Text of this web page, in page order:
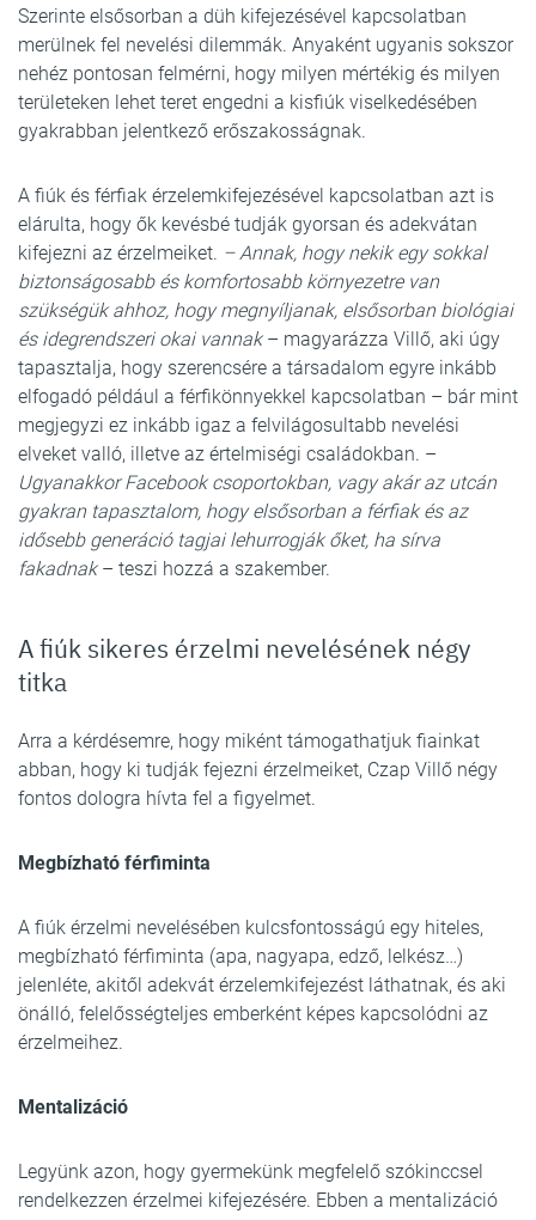
Szerinte elsősorban a düh kifejezésével kapcsolatban
merülnek fel nevelési dilemmák. Anyaként ugyanis sokszor
nehéz pontosan felmérni, hogy milyen mértékig és milyen
területeken lehet teret engedni a kisfiúk viselkedésében
gyakrabban jelentkező erőszakosságnak.
A fiúk és férfiak érzelemkifejezésével kapcsolatban azt is
elárulta, hogy ők kevésbé tudják gyorsan és adekvátan
kifejezni az érzelmeiket. – Annak, hogy nekik egy sokkal
biztonságosabb és komfortosabb környezetre van
szükségük ahhoz, hogy megnyíljanak, elsősorban biológiai
és idegrendszeri okai vannak– magyarázza Villő, aki úgy
tapasztalja, hogy szerencsére a társadalom egyre inkább
elfogadó például a férfikönnyekkel kapcsolatban – bár mint
megjegyzi ez inkább igaz a felvilágosultabb nevelési
elveket valló, illetve az értelmiségi családokban. –
Ugyanakkor Facebook csoportokban, vagy akár az utcán
gyakran tapasztalom, hogy elsősorban a férfiak és az
idősebb generáció tagjai lehurrogják őket, ha sírva
fakadnak– teszi hozzá a szakember.
A fiúk sikeres érzelmi nevelésének négy
titka
Arra a kérdésemre, hogy miként támogathatjuk fiainkat
abban, hogy ki tudják fejezni érzelmeiket, Czap Villő négy
fontos dologra hívta fel a figyelmet.
Megbízható férfiminta
A fiúk érzelmi nevelésében kulcsfontosságú egy hiteles,
megbízható férfiminta (apa, nagyapa, edző, lelkész…)
jelenléte, akitől adekvát érzelemkifejezést láthatnak, és aki
önálló, felelősségteljes emberként képes kapcsolódni az
érzelmeihez.
Mentalizáció
Legyünk azon, hogy gyermekünk megfelelő szókinccsel
rendelkezzen érzelmei kifejezésére. Ebben a mentalizáció